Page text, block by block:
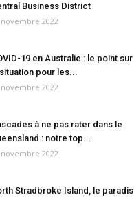
Business District
2022
19 en Australie : le point sur
pour les...
2022
à ne pas rater dans le
: notre top...
2022
Stradbroke Island, le paradis